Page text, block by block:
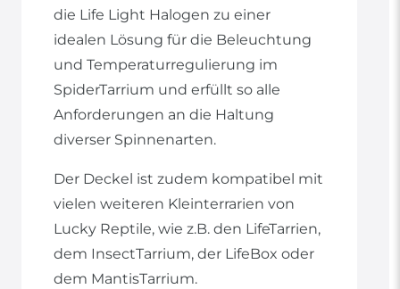
die Life Light Halogen zu einer
idealen Lösung für die Beleuchtung
und Temperaturregulierung im
SpiderTarrium und erfüllt so alle
Anforderungen an die Haltung
diverser Spinnenarten.
Der Deckel ist zudem kompatibel mit
vielen weiteren Kleinterrarien von
Lucky Reptile, wie z.B. den LifeTarrien,
dem InsectTarrium, der LifeBox oder
dem MantisTarrium.